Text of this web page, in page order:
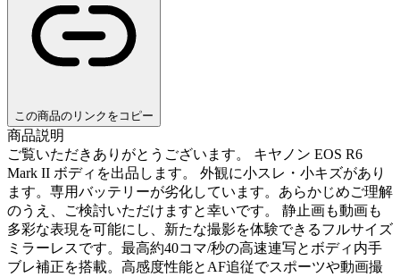
この商品のリンクをコピー
商品説明
ご覧いただきありがとうございます。 キヤノン EOS R6
Mark II ボディを出品します。 外観に小スレ・小キズがあり
ます。専用バッテリーが劣化しています。あらかじめご理解
のうえ、ご検討いただけますと幸いです。 静止画も動画も
多彩な表現を可能にし、新たな撮影を体験できるフルサイズ
ミラーレスです。最高約40コマ/秒の高速連写とボディ内手
ブレ補正を搭載。高感度性能とAF追従でスポーツや動画撮